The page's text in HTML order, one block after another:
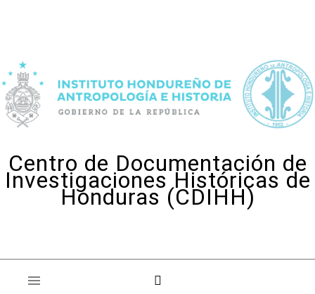
Centro de Documentación de
Investigaciones Históricas de
Honduras (CDIHH)